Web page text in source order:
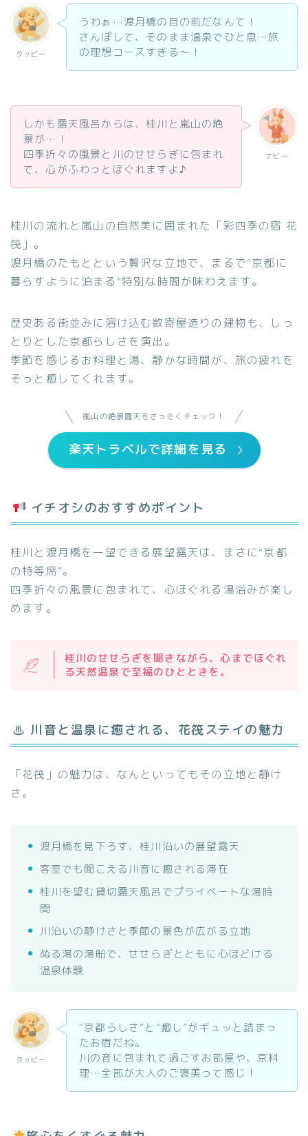
タッビー
うわぁ…渡月橋の目の前だなんて！
さんぽして、そのまま温泉でひと息…旅
の理想コースすぎる～！
ナビー
しかも露天風呂からは、桂川と嵐山の絶
景が…！
四季折々の風景と川のせせらぎに包まれ
て、心がふわっとほぐれますよ♪
桂川の流れと嵐山の自然美に囲まれた「彩四季の宿 花
筏」。
渡月橋のたもとという贅沢な立地で、まるで“京都に
暮らすように泊まる”特別な時間が味わえます。
歴史ある街並みに溶け込む数寄屋造りの建物も、しっ
とりとした京都らしさを演出。
季節を感じるお料理と湯、静かな時間が、旅の疲れを
そっと癒してくれます。
嵐山の絶景露天をさっそくチェック！
楽天トラベルで詳細を見る
イチオシのおすすめポイント
桂川と渡月橋を一望できる展望露天は、まさに“京都
の特等席”。
四季折々の風景に包まれて、心ほぐれる湯浴みが楽し
めます。
桂川のせせらぎを聞きながら、心までほぐれ
る天然温泉で至福のひとときを。
♨ 川音と温泉に癒される、花筏ステイの魅力
「花筏」の魅力は、なんといってもその立地と静け
さ。
渡月橋を見下ろす、桂川沿いの展望露天
客室でも聞こえる川音に癒される滞在
桂川を望む貸切露天風呂でプライベートな湯時
間
川沿いの静けさと季節の景色が広がる立地
ぬる湯の湯船で、せせらぎとともに心ほどける
温泉体験
タッビー
“京都らしさ”と“癒し”がギュッと詰まっ
たお宿だね。
川の音に包まれて過ごすお部屋や、京料
理…全部が大人のご褒美って感じ！